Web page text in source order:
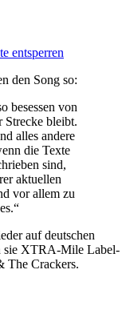
entsperren
den Song so:
besessen von
Strecke bleibt.
alles andere
die Texte
sind,
aktuellen
vor allem zu
auf deutschen
sie XTRA-Mile Label-
The Crackers.